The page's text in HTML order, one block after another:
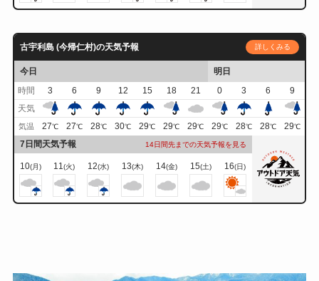
古宇利島 (今帰仁村)の天気予報 詳しくみる
今日
明日
時間
3 6 9 12 15 18 21 0 3 6
9
天気
気温 27℃ 27℃ 28℃ 30℃ 29℃ 29℃ 29℃ 29℃ 28℃ 28℃ 29℃
7日間天気予報 14日間先までの天気予報を見る
10(月) 11(火) 12(水) 13(木) 14(金) 15(土) 16(日)